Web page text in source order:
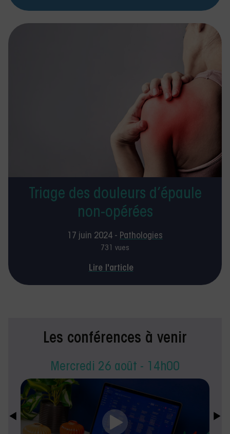
Triage des douleurs d’épaule
non-opérées
17 juin 2024 - Pathologies
731 vues
Lire l'article
Les conférences à venir
Mercredi 26 août - 14h00